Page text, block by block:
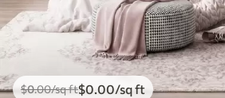
$0.00/sq ft$0.00/sq ft